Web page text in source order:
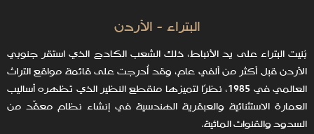
البتراء - الأردن
بُنيت البتراء على يد الأنباط، ذلك الشعب الكادح الذي استقر جنوبي
الأردن قبل أكثر من ألفي عام، وقد أُدرجت على قائمة مواقع التراث
العالمي في 1985، نظرًا لتميزها منقطع النظير الذي تظهره أساليب
العمارة الاستثنائية والعبقرية الهندسية في إنشاء نظام معقّد من
السدود والقنوات المائية.